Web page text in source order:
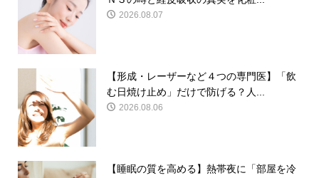
2026.08.07
【形成・レーザーなど４つの専門医】「飲
む日焼け止め」だけで防げる？人...
2026.08.06
【睡眠の質を高める】熱帯夜に「部屋を冷